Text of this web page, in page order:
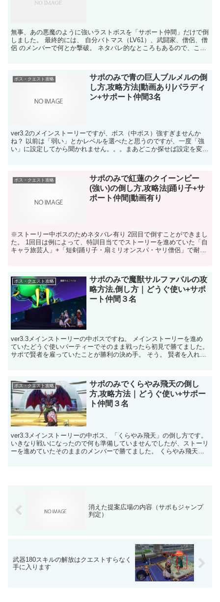
無事、あの悪魔のように強いラストボスを「サポート仲間」だけで倒
しました。 最終的には、 自分バトマス（LV61）、武闘家、僧侶、僧
侶 のメンバーで何とか撃破。 ネタバレ的なところもあるので、こち
ボス・クエスト攻略
サポのみで青の巨人ブルメルの倒
し方,攻略方法|動画あり|パラディ
ン+サポート仲間3名
ver3.2のメインストーリーですが、ボス（中ボス）強すぎませんか
ね？ 以前は「弱い」とかレベルを選べたと思うのですが、一度「強
い」に設定してから聞かれません。。。まあどこか探せば設定を変え
ボス・クエスト攻略
サポのみで紅蓮のクイーンビー
(強い)の倒し方,攻略法|踊り子+サ
ポート仲間|動画有り
※ストーリー中ボスのためネタバレ有り 2回目で倒すことができまし
た。 1回目は例によって、特訓目当てでストーリーを進めていた「自
キャラ旅芸人」+「短剣踊り子・扇ミリオンスパ・ヤリ僧侶」で耐性
ボス・クエスト攻略
サポのみで魔獣サルファバルの攻
略方法,倒し方｜どうぐ使い+サポ
ート仲間３名
ver3.3メインストーリーの中ボスですね。 メインストーリーを進め
ていたどうぐ使いパーティーでそのまま戦ったら初見で勝てました。
サポで賢者を雇っていたことが勝利の決め手。 そう。 賢者を入れる
ボス・クエスト攻略
サポのみでくらやみ飛天の倒し
方,攻略方法｜どうぐ使い+サポー
ト仲間３名
ver3.3メインストーリーの中ボス、「くらやみ飛天」の倒し方です。
いきなり戦いになったので何も準備していませんでしたが、ストーリ
ーを進めていたそのままのメンバーで勝てました。 くらやみ飛天の
消えた提案広場の内容（サポもジャンプ
判定）
武器180スキルの解放はクエストすらなく
手に入ります